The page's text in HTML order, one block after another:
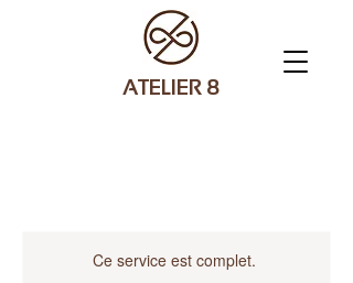
ATELIER 8
Ce service est complet.